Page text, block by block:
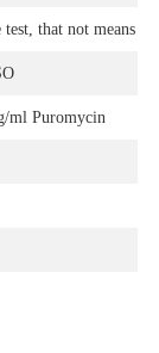
test, that not means
ml Puromycin